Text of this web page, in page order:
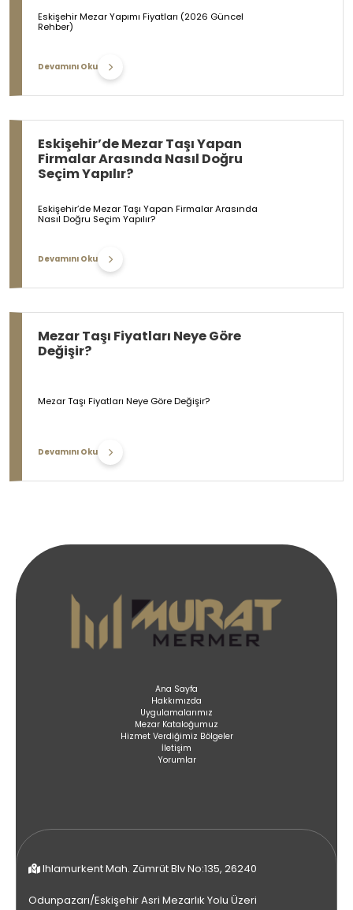
Eskişehir Mezar Yapımı Fiyatları (2026 Güncel
Rehber)
Devamını Oku
Eskişehir’de Mezar Taşı Yapan
Firmalar Arasında Nasıl Doğru
Seçim Yapılır?
Eskişehir’de Mezar Taşı Yapan Firmalar Arasında
Nasıl Doğru Seçim Yapılır?
Devamını Oku
Mezar Taşı Fiyatları Neye Göre
Değişir?
Mezar Taşı Fiyatları Neye Göre Değişir?
Devamını Oku
Ana Sayfa
Hakkımızda
Uygulamalarımız
Mezar Kataloğumuz
Hizmet Verdiğimiz Bölgeler
İletişim
Yorumlar
Ihlamurkent Mah. Zümrüt Blv No:135, 26240
Odunpazarı/Eskişehir Asri Mezarlık Yolu Üzeri